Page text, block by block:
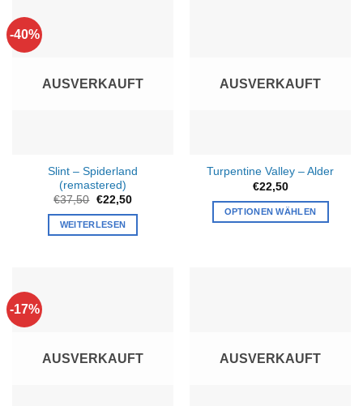
-40%
AUSVERKAUFT
Slint – Spiderland
(remastered)
€37,50 Ursprünglicher
war:
€37,50
€22,50Aktueller
WEITERLESEN
AUSVERKAUFT
Turpentine Valley – Alder
€22,50
OPTIONEN WÄHLEN
-17%
AUSVERKAUFT AUSVERKAUFT